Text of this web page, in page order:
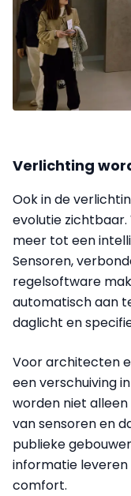
Verlichting
Ook in de
evolutie
meer tot een
Sensoren,
regelsoftware
automatisch aan
daglicht en
Voor architecten
een verschuiving
worden niet
van sensoren en
publieke
informatie
comfort.